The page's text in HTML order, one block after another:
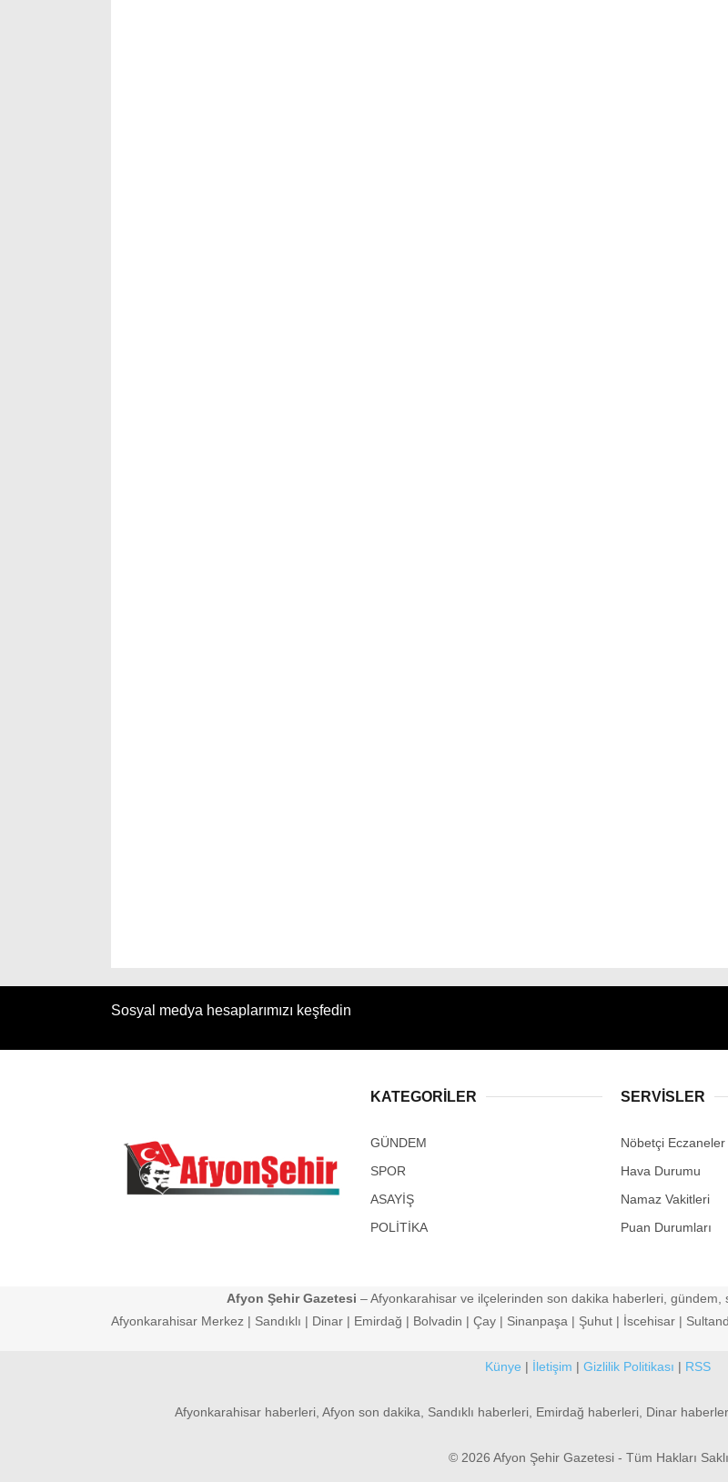
Sosyal medya hesaplarımızı keşfedin
KATEGORİLER
GÜNDEM
SPOR
ASAYİŞ
POLİTİKA
SERVİSLER
Nöbetçi Eczaneler
Hava Durumu
Namaz Vakitleri
Puan Durumları
Afyon Şehir Gazetesi – Afyonkarahisar ve ilçelerinden son dakika haberleri, gündem,
Afyonkarahisar Merkez | Sandıklı | Dinar | Emirdağ | Bolvadin | Çay | Sinanpaşa | Şuhut | İscehisar |
Künye | İletişim | Gizlilik Politikası | RSS
Afyonkarahisar haberleri, Afyon son dakika, Sandıklı haberleri, Emirdağ haberleri, Dinar
© 2026 Afyon Şehir Gazetesi - Tüm Hakları